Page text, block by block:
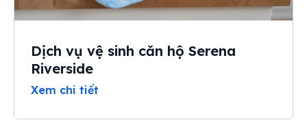
Dịch vụ vệ sinh căn hộ Serena
Riverside
Xem chi tiết